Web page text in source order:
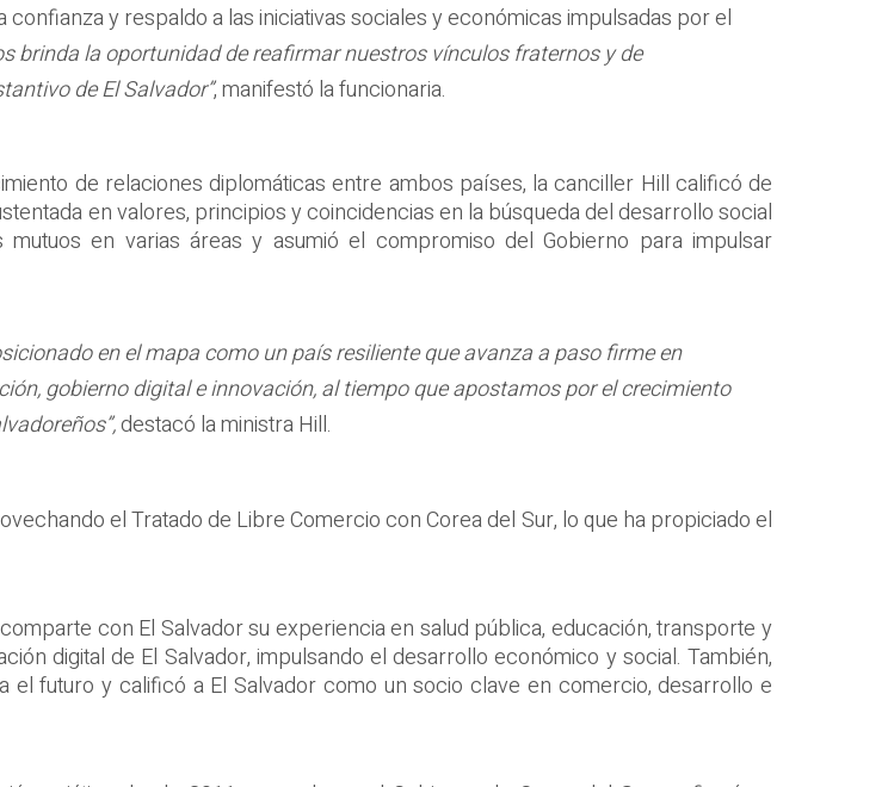
y respaldo a las iniciativas sociales y económicas impulsadas por el
brinda la oportunidad de reafirmar nuestros vínculos fraternos y de
de El Salvador”, manifestó la funcionaria.
de relaciones diplomáticas entre ambos países, la canciller Hill calificó de
en valores, principios y coincidencias en la búsqueda del desarrollo social
en varias áreas y asumió el compromiso del Gobierno para impulsar
en el mapa como un país resiliente que avanza a paso firme en
gobierno digital e innovación, al tiempo que apostamos por el crecimiento
destacó la ministra Hill.
el Tratado de Libre Comercio con Corea del Sur, lo que ha propiciado el
con El Salvador su experiencia en salud pública, educación, transporte y
digital de El Salvador, impulsando el desarrollo económico y social. También,
futuro y calificó a El Salvador como un socio clave en comercio, desarrollo e